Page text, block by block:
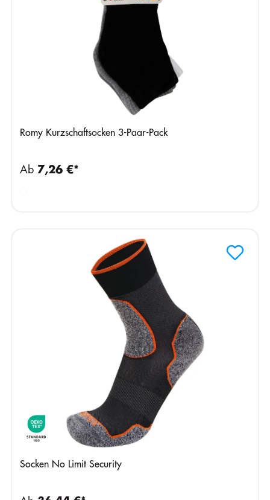
Romy Kurzschaftsocken 3-Paar-Pack
Ab 7,26 €*
Socken No Limit Security